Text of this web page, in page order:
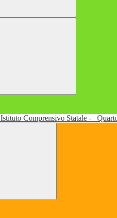
Istituto Comprensivo Statale -